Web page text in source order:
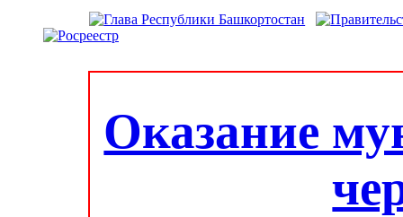
Оказание